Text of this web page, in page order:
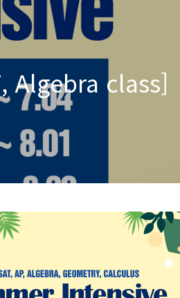
Algebra class]